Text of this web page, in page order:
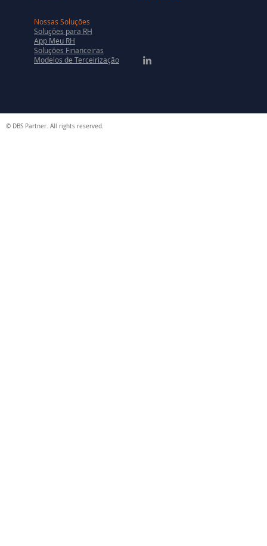
Nossas Soluções
Soluções para RH
App Meu RH
Soluções Financeiras
Modelos de Terceirização
© DBS Partner. All rights reserved.